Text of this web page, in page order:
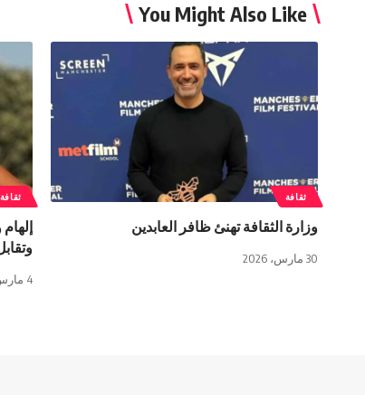
You Might Also Like
ثقافة
وزارة الثقافة تهنئ ظافر العابدين
30 مارس، 2026
ثقافة
4 مارس، 2025